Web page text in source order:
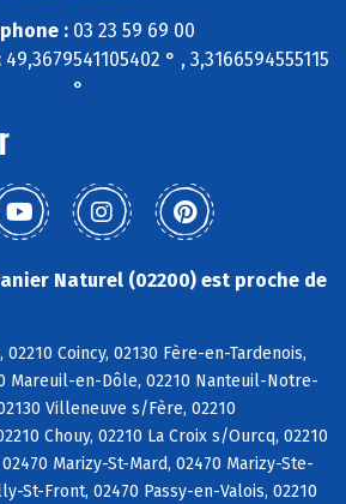
:03 23 59 69 00
49,3679541105402 ° , 3,3166594555115
°
Naturel (02200) est proche de
Coincy, 02130 Fère-en-Tardenois,
Mareuil-en-Dôle, 02210 Nanteuil-Notre-
Villeneuve s/Fère, 02210
Chouy, 02210 La Croix s/Ourcq, 02210
Marizy-St-Mard, 02470 Marizy-Ste-
St-Front, 02470 Passy-en-Valois, 02210